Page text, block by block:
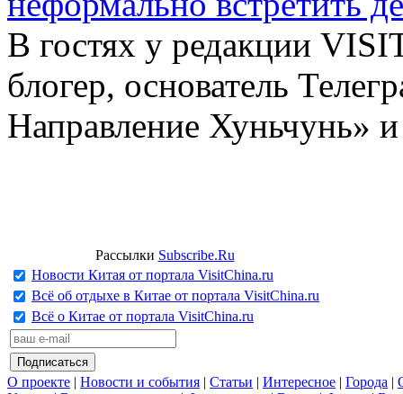
В гостях у редакции
блогер, основатель
Направление Хуньчунь»
Рассылки Subscribe.Ru
Новости Китая от портала VisitChina.ru
Всё об отдыхе в Китае от портала VisitChina.ru
Всё о Китае от портала VisitChina.ru
О проекте | Новости и события | Статьи | Интересное | Города |